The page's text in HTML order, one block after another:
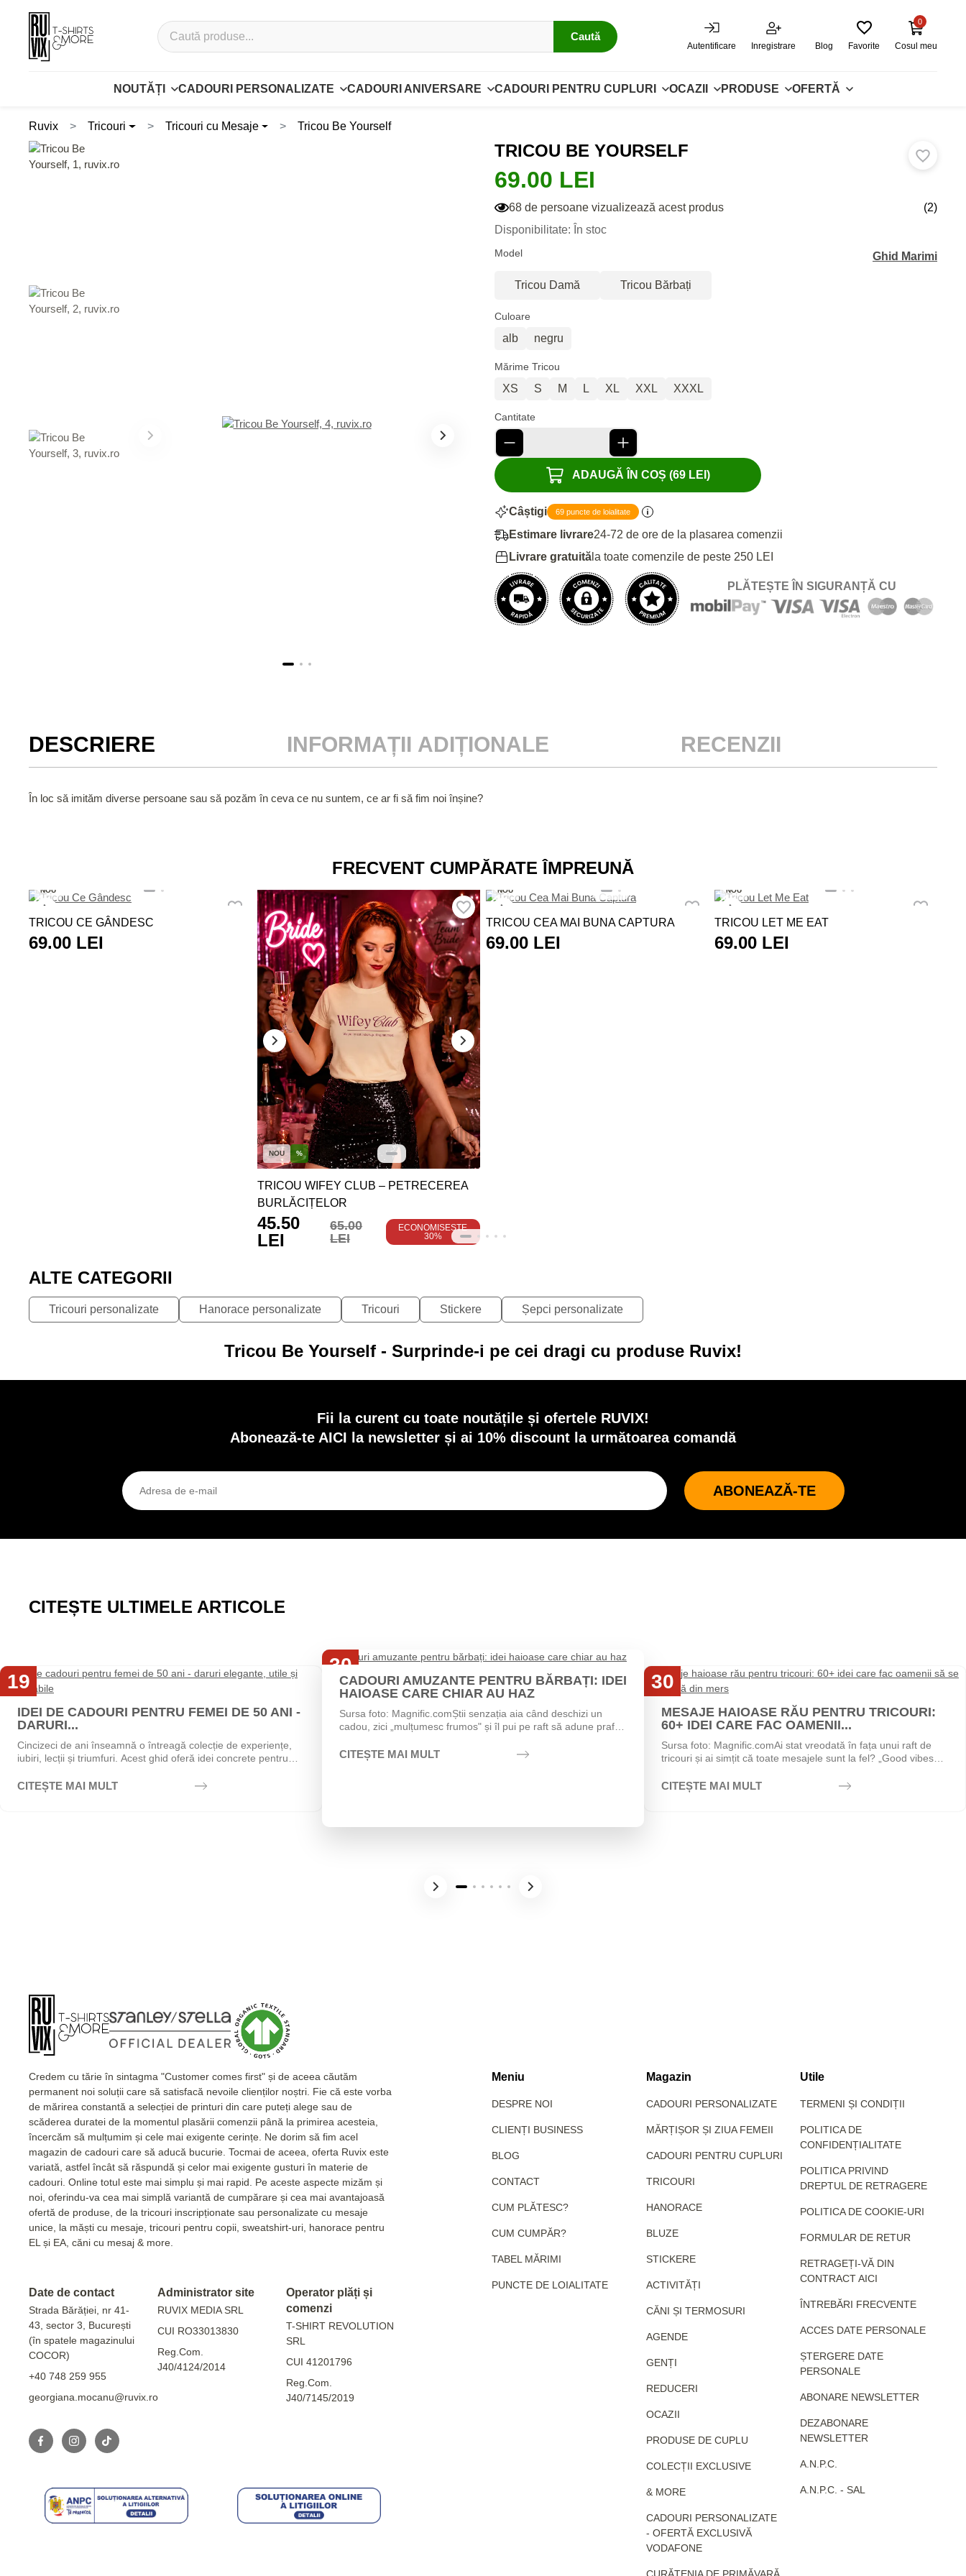
Caută
Autentificare Inregistrare Blog Favorite Cosul meu
0
NOUTĂȚI CADOURI PERSONALIZATE CADOURI ANIVERSARE CADOURI PENTRU CUPLURI OCAZII PRODUSE OFERTĂ
Ruvix Tricouri Tricouri cu Mesaje Tricou Be Yourself
TRICOU BE YOURSELF
69.00 LEI
68 de persoane vizualizează acest produs
(2)
Disponibilitate: În stoc
Model Ghid Marimi
Tricou Damă Tricou Bărbați
Culoare
alb negru
Mărime Tricou
XS S M L XL XXL XXXL
Cantitate
ADAUGĂ ÎN COȘ (69 LEI)
Câștigi 69 puncte de loialitate
Estimare livrare24-72 de ore de la plasarea comenzii
Livrare gratuită la toate comenzile de peste 250 LEI
PLĂTEȘTE ÎN SIGURANȚĂ CU
DESCRIERE INFORMAȚII ADIȚIONALE RECENZII
În loc să imităm diverse persoane sau să pozăm în ceva ce nu suntem, ce ar fi să fim noi înșine?
FRECVENT CUMPĂRATE ÎMPREUNĂ
NOU
TRICOU CE GÂNDESC
69.00 LEI
NOU %
TRICOU WIFEY CLUB – PETRECEREA
BURLĂCIȚELOR
45.50
LEI
65.00
LEI
ECONOMISEȘTE
30%
NOU
TRICOU CEA MAI BUNA CAPTURA
69.00 LEI
NOU
TRICOU LET ME EAT
69.00 LEI
ALTE CATEGORII
Tricouri personalizate Hanorace personalizate Tricouri Stickere Șepci personalizate
Tricou Be Yourself - Surprinde-i pe cei dragi cu produse Ruvix!
Fii la curent cu toate noutățile și ofertele RUVIX!
Abonează-te AICI la newsletter și ai 10% discount la următoarea comandă
ABONEAZĂ-TE
CITEȘTE ULTIMELE ARTICOLE
19
IDEI DE CADOURI PENTRU FEMEI DE 50 ANI -
DARURI...
Cincizeci de ani înseamnă o întreagă colecție de experiențe,
iubiri, lecții și triumfuri. Acest ghid oferă idei concrete pentru
CITEȘTE MAI MULT
30
Iul
CADOURI AMUZANTE PENTRU BĂRBAȚI: IDEI
HAIOASE CARE CHIAR AU HAZ
Sursa foto: Magnific.comȘtii senzația aia când deschizi un
cadou, zici „mulțumesc frumos" și îl pui pe raft să adune praf?
CITEȘTE MAI MULT
30
MESAJE HAIOASE RĂU PENTRU TRICOURI:
60+ IDEI CARE FAC OAMENII...
Sursa foto: Magnific.comAi stat vreodată în fața unui raft de
tricouri și ai simțit că toate mesajele sunt la fel? „Good vibes
CITEȘTE MAI MULT
Credem cu tărie în sintagma "Customer comes first" și de aceea căutăm
permanent noi soluții care să satisfacă nevoile clienților noștri. Fie că este vorba
de mărirea constantă a selecției de printuri din care puteți alege sau de
scăderea duratei de la momentul plasării comenzii până la primirea acesteia,
încercăm să mulțumim și cele mai exigente cerințe. Ne dorim să fim acel
magazin de cadouri care să aducă bucurie. Tocmai de aceea, oferta Ruvix este
variată, astfel încât să răspundă și celor mai exigente gusturi în materie de
cadouri. Online totul este mai simplu și mai rapid. Pe aceste aspecte mizăm și
noi, oferindu-va cea mai simplă variantă de cumpărare și cea mai avantajoasă
ofertă de produse, de la tricouri inscripționate sau personalizate cu mesaje
unice, la măști cu mesaje, tricouri pentru copii, sweatshirt-uri, hanorace pentru
EL și EA, căni cu mesaj & more.
Date de contact
Strada Bărăției, nr 41-
43, sector 3, București
(în spatele magazinului
COCOR)
+40 748 259 955
georgiana.mocanu@ruvix.ro
Administrator site
RUVIX MEDIA SRL
CUI RO33013830
Reg.Com.
J40/4124/2014
Operator plăți și
comenzi
T-SHIRT REVOLUTION
SRL
CUI 41201796
Reg.Com.
J40/7145/2019
Meniu
DESPRE NOI
CLIENȚI BUSINESS
BLOG
CONTACT
CUM PLĂTESC?
CUM CUMPĂR?
TABEL MĂRIMI
PUNCTE DE LOIALITATE
Magazin
CADOURI PERSONALIZATE
MĂRȚIȘOR ȘI ZIUA FEMEII
CADOURI PENTRU CUPLURI
TRICOURI
HANORACE
BLUZE
STICKERE
ACTIVITĂȚI
CĂNI ȘI TERMOSURI
AGENDE
GENȚI
REDUCERI
OCAZII
PRODUSE DE CUPLU
COLECȚII EXCLUSIVE
& MORE
CADOURI PERSONALIZATE
- OFERTĂ EXCLUSIVĂ
VODAFONE
Utile
TERMENI ȘI CONDIȚII
POLITICA DE
CONFIDENȚIALITATE
POLITICA PRIVIND
DREPTUL DE RETRAGERE
POLITICA DE COOKIE-URI
FORMULAR DE RETUR
RETRAGEȚI-VĂ DIN
CONTRACT AICI
ÎNTREBĂRI FRECVENTE
ACCES DATE PERSONALE
ȘTERGERE DATE
PERSONALE
ABONARE NEWSLETTER
DEZABONARE
NEWSLETTER
A.N.P.C.
A.N.P.C. - SAL